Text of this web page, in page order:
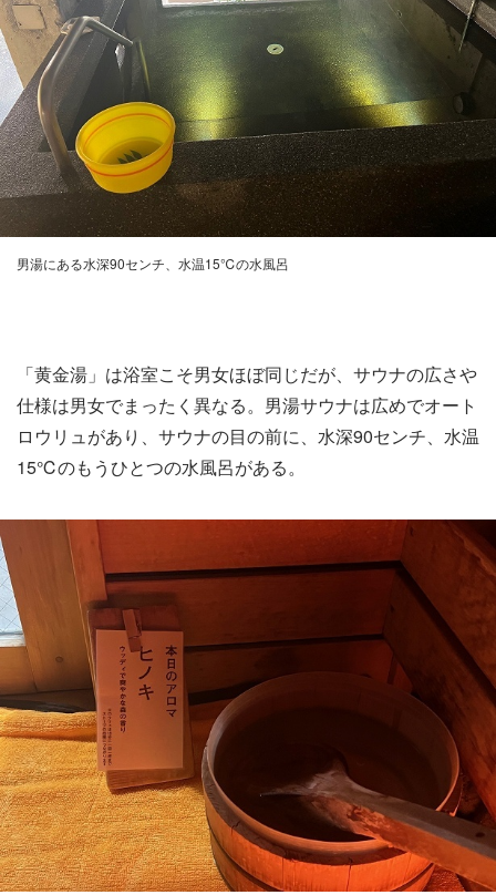
男湯にある水深90センチ、水温15℃の水風呂
「黄金湯」は浴室こそ男女ほぼ同じだが、サウナの広さや
仕様は男女でまったく異なる。男湯サウナは広めでオート
ロウリュがあり、サウナの目の前に、水深90センチ、水温
15℃のもうひとつの水風呂がある。